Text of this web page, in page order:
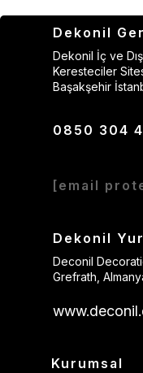
Dekonil
Dekonil İç ve
Keresteciler
Başakşehir
0850 304
[email
Dekonil
Deconil
Grefrath,
Kurumsal